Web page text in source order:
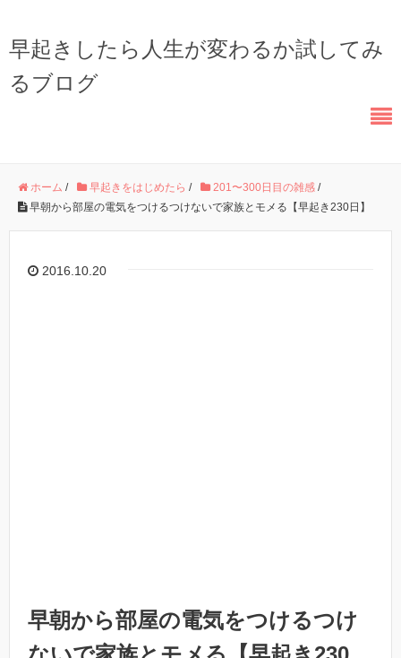
早起きしたら人生が変わるか試してみ
るブログ
ホーム / 早起きをはじめたら / 201〜300日目の雑感 /
早朝から部屋の電気をつけるつけないで家族とモメる【早起き230日】
2016.10.20
早朝から部屋の電気をつけるつけ